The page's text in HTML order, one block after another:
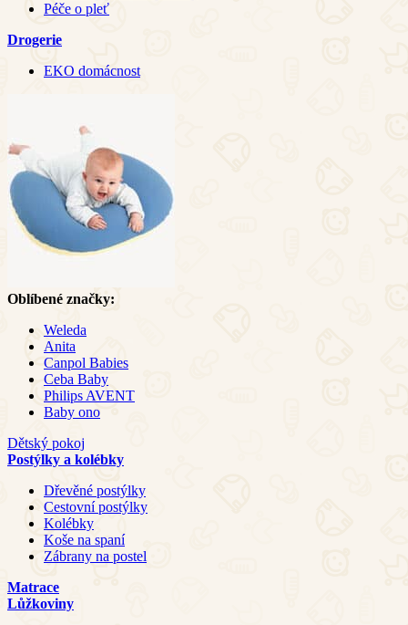
Péče o pleť
Drogerie
EKO domácnost
Oblíbené značky:
Weleda
Anita
Canpol Babies
Ceba Baby
Philips AVENT
Baby ono
Dětský pokoj
Postýlky a kolébky
Dřevěné postýlky
Cestovní postýlky
Kolébky
Koše na spaní
Zábrany na postel
Matrace
Lůžkoviny